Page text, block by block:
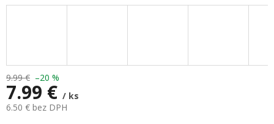
9.99 € –20 %
7.99 € / ks
6.50 € bez DPH